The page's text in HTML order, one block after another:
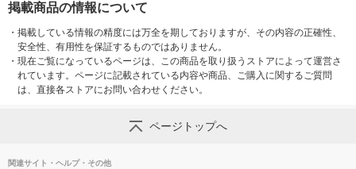
掲載商品の情報について
・ 掲載している情報の精度には万全を期しておりますが、その内容の正確性、
安全性、有用性を保証するものではありません。
・ 現在ご覧になっているページは、この商品を取り扱うストアによって運営さ
れています。ページに記載されている内容や商品、ご購入に関するご質問
は、直接各ストアにお問い合わせください。
ページトップへ
関連サイト・ヘルプ・その他